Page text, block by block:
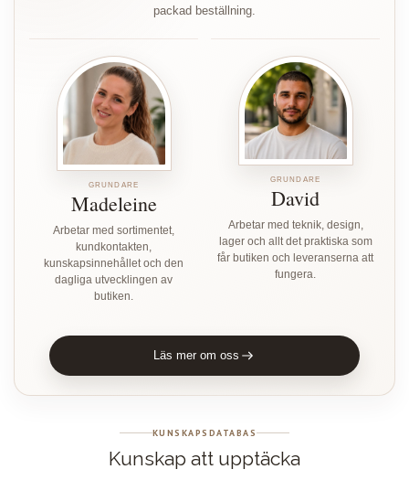
packad beställning.
GRUNDARE
Madeleine
Arbetar med sortimentet,
kundkontakten,
kunskapsinnehållet och den
dagliga utvecklingen av
butiken.
GRUNDARE
David
Arbetar med teknik, design,
lager och allt det praktiska som
får butiken och leveranserna att
fungera.
Läs mer om oss
KUNSKAPSDATABAS
Kunskap att upptäcka